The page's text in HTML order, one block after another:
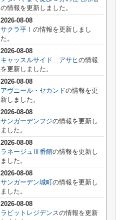
の情報を更新しました。
2026-08-08
サクラ平Ⅰ の情報を更新しまし
た。
2026-08-08
キャッスルサイド アサヒの情報
を更新しました。
2026-08-08
アヴニール・セカンドの情報を更
新しました。
2026-08-08
サンガーデンフジの情報を更新し
ました。
2026-08-08
ラネージュⅢ番館の情報を更新し
ました。
2026-08-08
サンガーデン城町の情報を更新し
ました。
2026-08-08
ラビットレジデンスの情報を更新